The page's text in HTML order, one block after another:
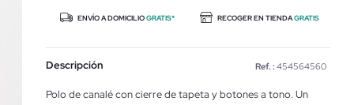
ENVÍO A DOMICILIOGRATIS* RECOGER EN TIENDAGRATIS
Descripción Ref. : 454564560
Polo de canalé con cierre de tapeta y botones a tono. Un